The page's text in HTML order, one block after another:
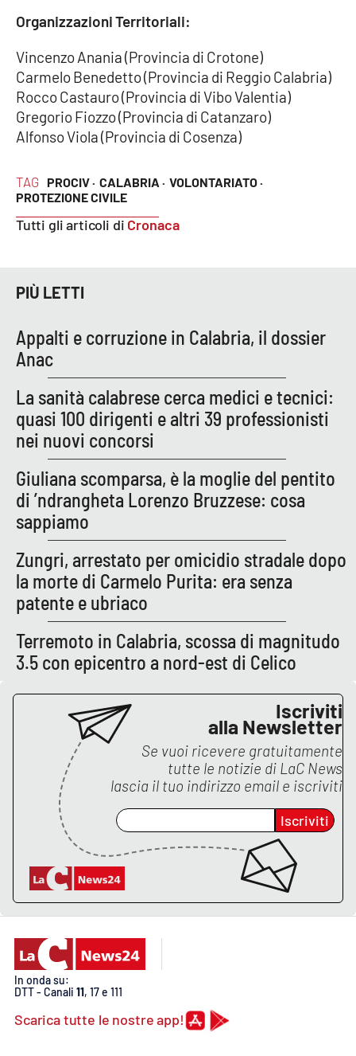
Buona Sanità Calabria
LACALABRIAVISIONE
Destinazioni
Food
Lacplay.it
Lactv.it
Laconair.it
Lacitymag.it
Lacapitalenews.it
Ilreggino.it
Cosenzachannel.it
Ilvibonese.it
Catanzarochannel.it
Android
Apple
TAG PROCIV · CALABRIA · VOLONTARIATO ·
PROTEZIONE CIVILE
Tutti gli articoli di Cronaca
Organizzazioni Territoriali:
Vincenzo Anania (Provincia di Crotone)
Carmelo Benedetto (Provincia di Reggio Calabria)
Rocco Castauro (Provincia di Vibo Valentia)
Gregorio Fiozzo (Provincia di Catanzaro)
Alfonso Viola (Provincia di Cosenza)
PIÙ LETTI
Appalti e corruzione in Calabria, il dossier
Anac
La sanità calabrese cerca medici e tecnici:
quasi 100 dirigenti e altri 39 professionisti
nei nuovi concorsi
Giuliana scomparsa, è la moglie del pentito
di ’ndrangheta Lorenzo Bruzzese: cosa
sappiamo
Zungri, arrestato per omicidio stradale dopo
la morte di Carmelo Purita: era senza
patente e ubriaco
Terremoto in Calabria, scossa di magnitudo
3.5 con epicentro a nord-est di Celico
Iscriviti
alla Newsletter
Se vuoi ricevere gratuitamente
tutte le notizie di LaC News
lascia il tuo indirizzo email e iscriviti
Iscriviti
In onda su:
DTT - Canali 11, 17 e 111
Scarica tutte le nostre app!